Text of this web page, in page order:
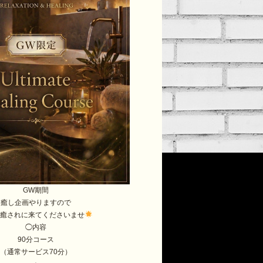
GW期間
癒し企画やりますので
されに来てくださいませ
◯内容
90分コース
（通常サービス70分）